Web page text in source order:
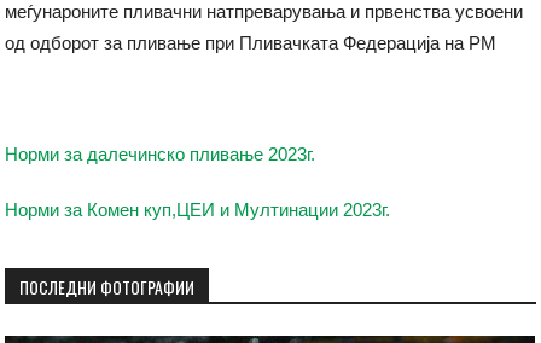
меѓунароните пливачни натпреварувања и првенства усвоени
од одборот за пливање при Пливачката Федерација на РМ
Норми за далечинско пливање 2023г.
Норми за Комен куп,ЦЕИ и Мултинации 2023г.
ПОСЛЕДНИ ФОТОГРАФИИ